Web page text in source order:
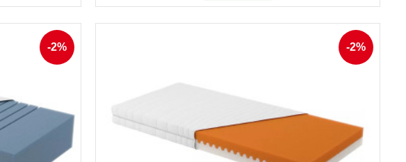
-2% -2%